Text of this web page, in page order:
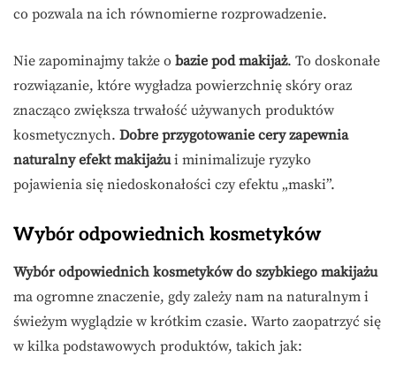
co pozwala na ich równomierne rozprowadzenie.
Nie zapominajmy także o bazie pod makijaż. To doskonałe
rozwiązanie, które wygładza powierzchnię skóry oraz
znacząco zwiększa trwałość używanych produktów
kosmetycznych. Dobre przygotowanie cery zapewnia
naturalny efekt makijażui minimalizuje ryzyko
pojawienia się niedoskonałości czy efektu „maski”.
Wybór odpowiednich kosmetyków
Wybór odpowiednich kosmetyków do szybkiego makijażu
ma ogromne znaczenie, gdy zależy nam na naturalnym i
świeżym wyglądzie w krótkim czasie. Warto zaopatrzyć się
w kilka podstawowych produktów, takich jak: